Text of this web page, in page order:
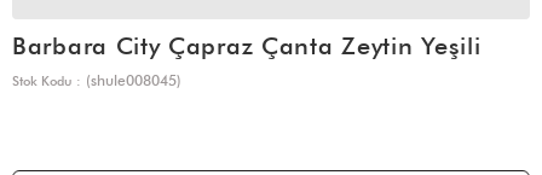
Barbara City Çapraz Çanta Zeytin Yeşili
Stok Kodu (shule008045)